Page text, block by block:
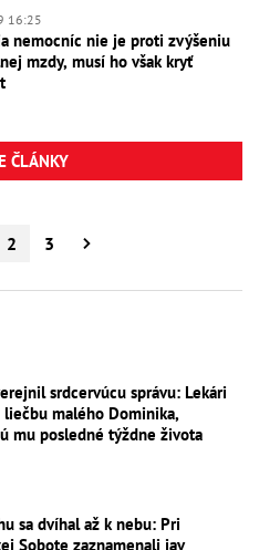
16:25
nemocníc nie je proti zvýšeniu
mzdy, musí ho však kryť
ČLÁNKY
2 3
srdcervúcu správu: Lekári
liečbu malého Dominika,
mu posledné týždne života
sa dvíhal až k nebu: Pri
Sobote zaznamenali jav